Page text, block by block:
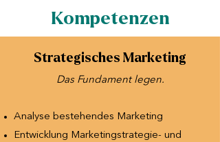
Kompetenzen
Strategisches Marketing
Das Fundament legen.​
Analyse bestehendes Marketing
Entwicklung Marketingstrategie- und